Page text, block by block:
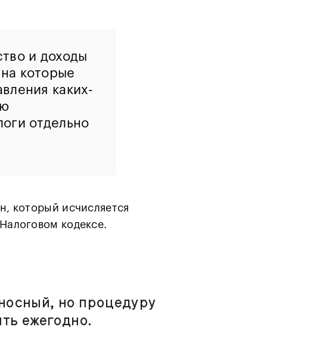
и доходы
которые
каких-
отдельно
который исчисляется
кодексе.
но процедуру
ежегодно.